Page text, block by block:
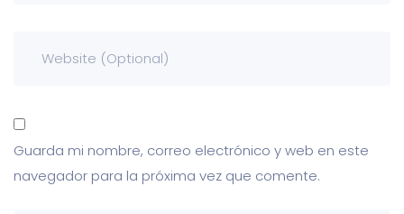
Guarda mi nombre, correo electrónico y web en este
navegador para la próxima vez que comente.